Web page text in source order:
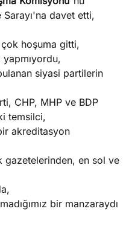
davet etti,
çok hoşuma gitti,
yapmıyordu,
siyasi partilerin
CHP, MHP ve BDP
temsilci,
akreditasyon
gazetelerinden, en sol ve
bir manzaraydı